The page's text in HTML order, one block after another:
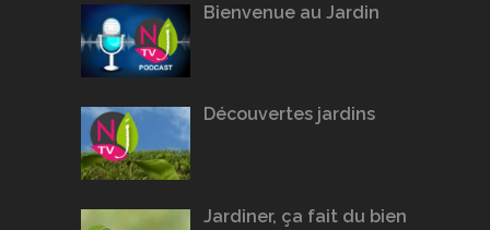
Bienvenue au Jardin
Découvertes jardins
Jardiner, ça fait du bien